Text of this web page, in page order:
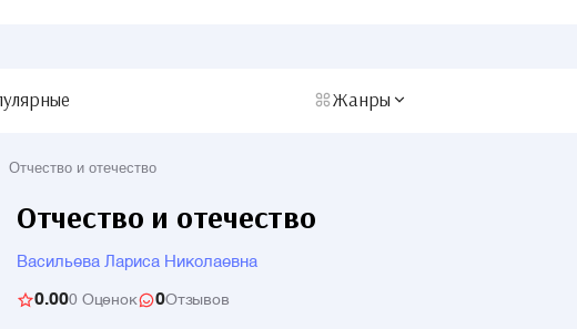
Жанры
Отчество и отечество
Отчество и отечество
Васильева Лариса Николаевна
0.000 Оценок 0Отзывов